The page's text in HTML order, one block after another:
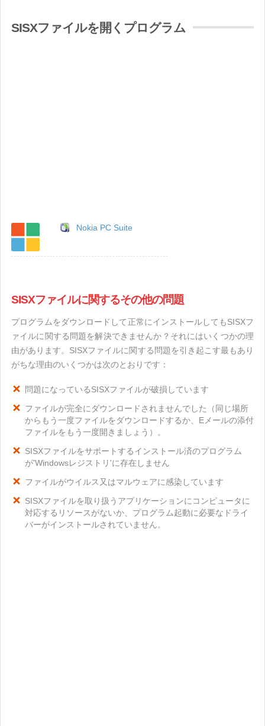
SISXファイルを開くプログラム
Nokia PC Suite
SISXファイルに関するその他の問題
プログラムをダウンロードして正常にインストールしてもSISXフ
ァイルに関する問題を解決できませんか？それにはいくつかの理
由があります。SISXファイルに関する問題を引き起こす最もあり
がちな理由のいくつかは次のとおりです：
問題になっているSISXファイルが破損しています
ファイルが完全にダウンロードされませんでした（同じ場所
からもう一度ファイルをダウンロードするか、Eメールの添付
ファイルをもう一度開きましょう）。
SISXファイルをサポートするインストール済のプログラム
が'Windowsレジストリ'に存在しません
ファイルがウイルス又はマルウェアに感染しています
SISXファイルを取り扱うアプリケーションにコンピュータに
対応するリソースがないか、プログラム起動に必要なドライ
バーがインストールされていません。